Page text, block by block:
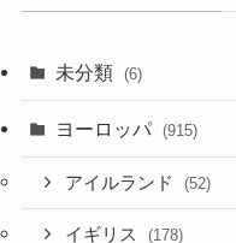
未分類 (6)
ヨーロッパ (915)
アイルランド (52)
イギリス (178)